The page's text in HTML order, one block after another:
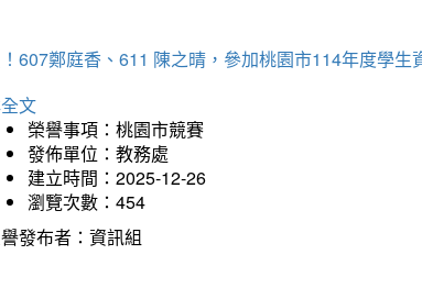
607鄭庭香、611 陳之晴，參加桃園市114年度學
文
榮譽事項：桃園市競賽
發佈單位：教務處
建立時間：2025-12-26
瀏覽次數：454
發布者：資訊組